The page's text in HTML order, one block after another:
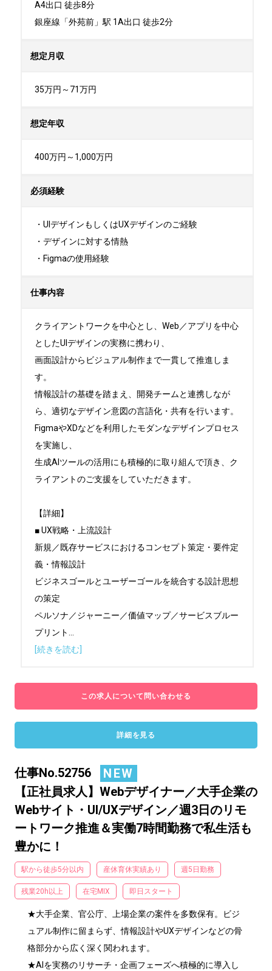
A4出口 徒歩8分
銀座線「外苑前」駅 1A出口 徒歩2分
想定月収
35万円～71万円
想定年収
400万円～1,000万円
必須経験
・UIデザインもしくはUXデザインのご経験
・デザインに対する情熱
・Figmaの使用経験
仕事内容
クライアントワークを中心とし、Web／アプリを中心
としたUIデザインの実務に携わり、
画面設計からビジュアル制作まで一貫して推進しま
す。
情報設計の基礎を踏まえ、開発チームと連携しなが
ら、適切なデザイン意図の言語化・共有を行います。
FigmaやXDなどを利用したモダンなデザインプロセス
を実施し、
生成AIツールの活用にも積極的に取り組んで頂き、ク
ライアントのご支援をしていただきます。
【詳細】
■ UX戦略・上流設計
新規／既存サービスにおけるコンセプト策定・要件定
義・情報設計
ビジネスゴールとユーザーゴールを統合する設計思想
の策定
ペルソナ／ジャーニー／価値マップ／サービスブルー
プリント
[続きを読む]
この求人について問い合わせる
詳細を見る
仕事No.52756
NEW
【正社員求人】Webデザイナー／大手企業の
Webサイト・UI/UXデザイン／週3日のリモ
ートワーク推進＆実働7時間勤務で私生活も
豊かに！
駅から徒歩5分以内 産休育休実績あり 週5日勤務
残業20h以上 在宅MIX 即日スタート
★大手企業、官公庁、上場企業の案件を多数保有。ビジ
ュアル制作に留まらず、情報設計やUXデザインなどの骨
格部分から広く深く関われます。
★AIを実務のリサーチ・企画フェーズへ積極的に導入し